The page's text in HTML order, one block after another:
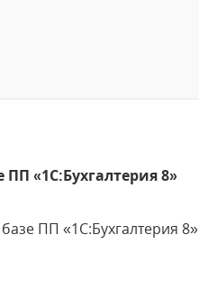
«1С:Бухгалтерия 8»
ПП «1С:Бухгалтерия 8»